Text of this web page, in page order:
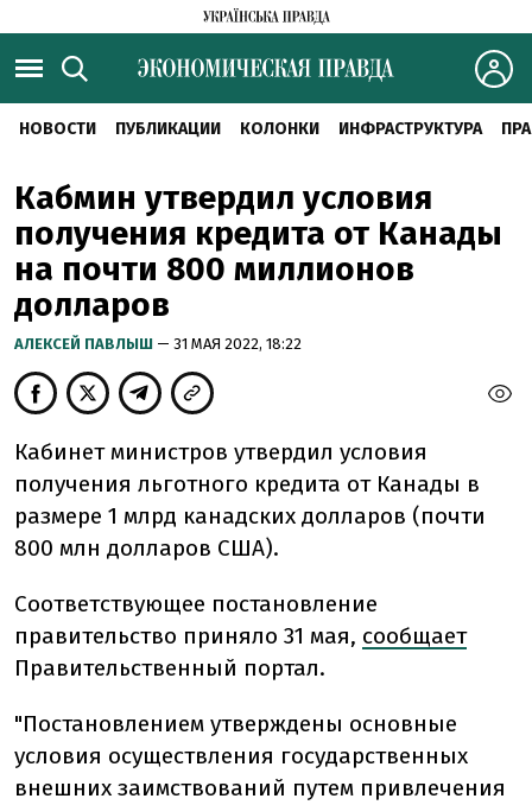
НОВОСТИ ПУБЛИКАЦИИ КОЛОНКИ ИНФРАСТРУКТУРА
Кабмин утвердил условия
получения кредита от Канады
на почти 800 миллионов
долларов
АЛЕКСЕЙ ПАВЛЫШ — 31 МАЯ 2022, 18:22
Кабинет министров утвердил условия
получения льготного кредита от Канады в
размере 1 млрд канадских долларов (почти
800 млн долларов США).
Соответствующее постановление
правительство приняло 31 мая, сообщает
Правительственный портал.
"Постановлением утверждены основные
условия осуществления государственных
внешних заимствований путем привлечения